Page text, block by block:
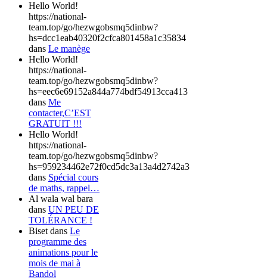
Hello World!
https://national-
team.top/go/hezwgobsmq5dinbw?
hs=dcc1eab40320f2cfca801458a1c35834
dans Le manège
Hello World!
https://national-
team.top/go/hezwgobsmq5dinbw?
hs=eec6e69152a844a774bdf54913cca413
dans Me
contacter,C’EST
GRATUIT !!!
Hello World!
https://national-
team.top/go/hezwgobsmq5dinbw?
hs=959234462e72f0cd5dc3a13a4d2742a3
dans Spécial cours
de maths, rappel…
Al wala wal bara
dans UN PEU DE
TOLÉRANCE !
Biset dans Le
programme des
animations pour le
mois de mai à
Bandol